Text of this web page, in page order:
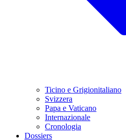
Ticino e Grigionitaliano
Svizzera
Papa e Vaticano
Internazionale
Cronologia
Dossiers